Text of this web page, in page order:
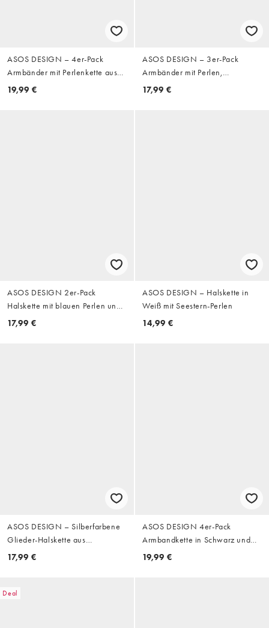
ASOS DESIGN – 4er-Pack
Armbänder mit Perlenkette aus
Tigerauge und geflochtenes
19,99 €
ASOS DESIGN – 3er-Pack
Armbänder mit Perlen,
Steinsplittern und Kettendesign
17,99 €
ASOS DESIGN 2er-Pack
Halskette mit blauen Perlen und
ovalem Anhänger in Silber
17,99 €
ASOS DESIGN – Halskette in
Weiß mit Seestern-Perlen
14,99 €
ASOS DESIGN – Silberfarbene
Glieder-Halskette aus
wasserfestem Edelstahl
17,99 €
ASOS DESIGN 4er-Pack
Armbandkette in Schwarz und
mit Tigerauge-Perlen in
19,99 €
Deal